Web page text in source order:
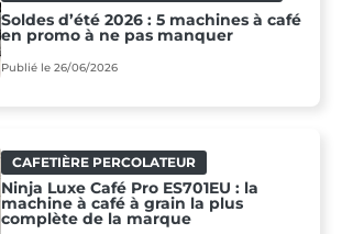
Soldes d’été 2026 : 5 machines à café
en promo à ne pas manquer
Publié le 26/06/2026
CAFETIÈRE PERCOLATEUR
Ninja Luxe Café Pro ES701EU : la
machine à café à grain la plus
complète de la marque